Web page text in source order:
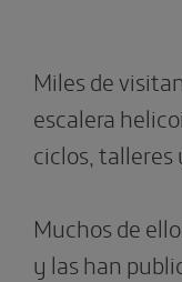
Miles de
escalera
ciclos, talleres
Muchos de
y las han